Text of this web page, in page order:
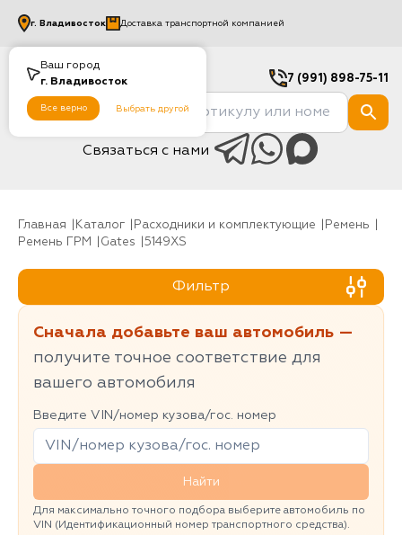
Ваш город
г. Владивосток
Все верно Выбрать другой
г. Владивосток Доставка транспортной компанией
7 (991) 898-75-11
Связаться с нами
Главная Каталог Расходники и комплектующие
Ремень
Ремень ГРМ
Gates 5149XS
Фильтр
Сначала добавьте ваш автомобиль —
получите точное соответствие для
вашего автомобиля
Введите VIN/номер кузова/гос. номер
Найти
Для максимально точного подбора выберите автомобиль по
VIN (Идентификационный номер транспортного средства).